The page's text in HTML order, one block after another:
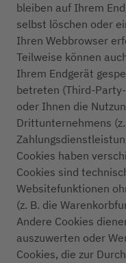
bleiben auf Ihrem
selbst löschen oder
Ihren Webbrowser
Teilweise können
Ihrem Endgerät
betreten (Third-
oder Ihnen die
Drittunternehmens
Cookies haben
Cookies sind
Websitefunktionen
(z. B. die
Andere Cookies
auszuwerten oder
Cookies, die zur